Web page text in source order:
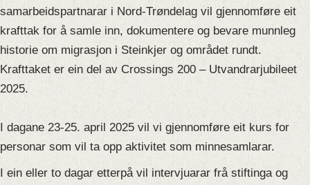
samarbeidspartnarar i Nord-Trøndelag vil gjennomføre eit
krafttak for å samle inn, dokumentere og bevare munnleg
historie om migrasjon i Steinkjer og området rundt.
Krafttaket er ein del av Crossings 200 – Utvandrarjubileet
2025.
I dagane 23-25. april 2025 vil vi gjennomføre eit kurs for
personar som vil ta opp aktivitet som minnesamlarar.
I ein eller to dagar etterpå vil intervjuarar frå stiftinga og